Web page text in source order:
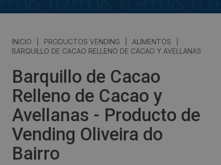
INICIO PRODUCTOS VENDING ALIMENTOS
BARQUILLO DE CACAO RELLENO DE CACAO Y AVELLANAS
Barquillo de Cacao
Relleno de Cacao y
Avellanas - Producto de
Vending Oliveira do
Bairro